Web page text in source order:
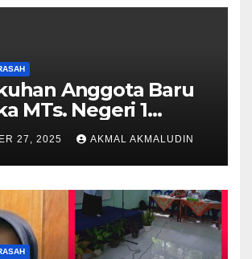
Anggota Baru
MTs. Negeri 1
Barat Tahun 2025 di
Lembar
27, 2025 AKMAL AKMALUDIN